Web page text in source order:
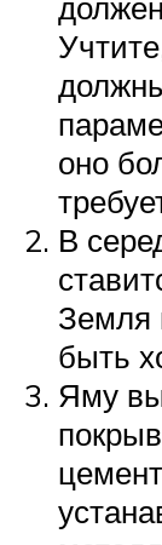
оно
В
Земля
быть
Яму